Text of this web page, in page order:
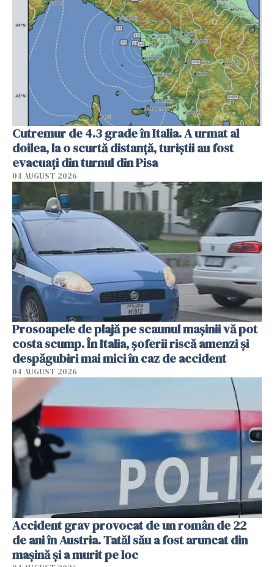
Cutremur de 4.3 grade în Italia. A urmat al
doilea, la o scurtă distanță, turiștii au fost
evacuați din turnul din Pisa
04 AUGUST 2026
Prosoapele de plajă pe scaunul mașinii vă pot
costa scump. În Italia, șoferii riscă amenzi și
despăgubiri mai mici în caz de accident
04 AUGUST 2026
Accident grav provocat de un român de 22
de ani în Austria. Tatăl său a fost aruncat din
mașină și a murit pe loc